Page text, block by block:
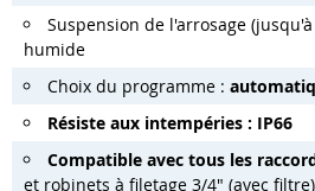
Suspension de l'arrosage
humide
Choix du programme :
Résiste aux intempéries : IP66
Compatible avec tous les
et robinets à filetage 3/4" (avec filtre)